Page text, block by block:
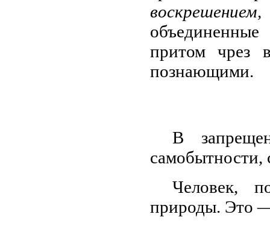
притом чрез
познающими.
В
самобытности,
Человек,
природы. Это